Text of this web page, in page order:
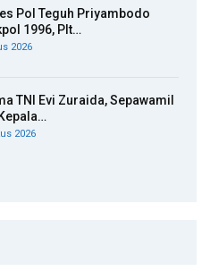
Pol Teguh Priyambodo
1996, Plt…
2026
TNI Evi Zuraida, Sepawamil
2026